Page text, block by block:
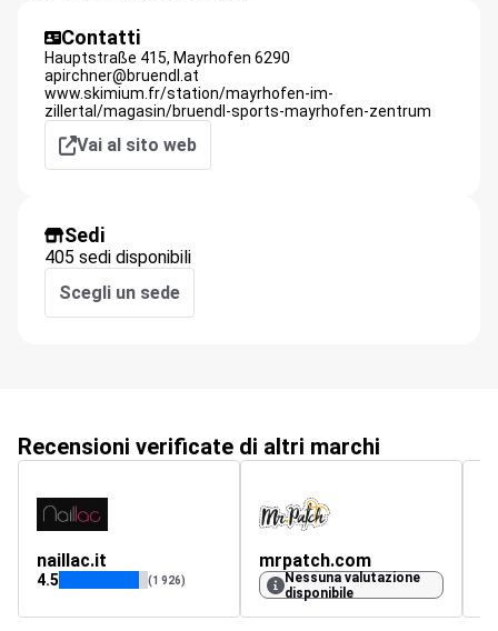
Contatti
Hauptstraße 415, Mayrhofen 6290
apirchner@bruendl.at
www.skimium.fr/station/mayrhofen-im-
zillertal/magasin/bruendl-sports-mayrhofen-zentrum
Vai al sito web
Sedi
405 sedi disponibili
Scegli un sede
Recensioni verificate di altri marchi
naillac.it
4.5 (1 926)
mrpatch.com
Nessuna valutazione
disponibile